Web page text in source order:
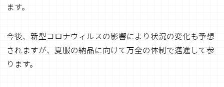
ます。
今後、新型コロナウィルスの影響により状況の変化も予想
されますが、夏服の納品に向けて万全の体制で邁進して参
ります。